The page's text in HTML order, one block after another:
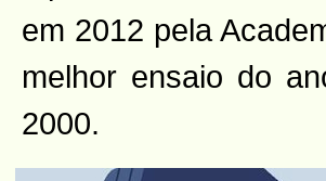
em 2012 pela
melhor ensaio do
2000.